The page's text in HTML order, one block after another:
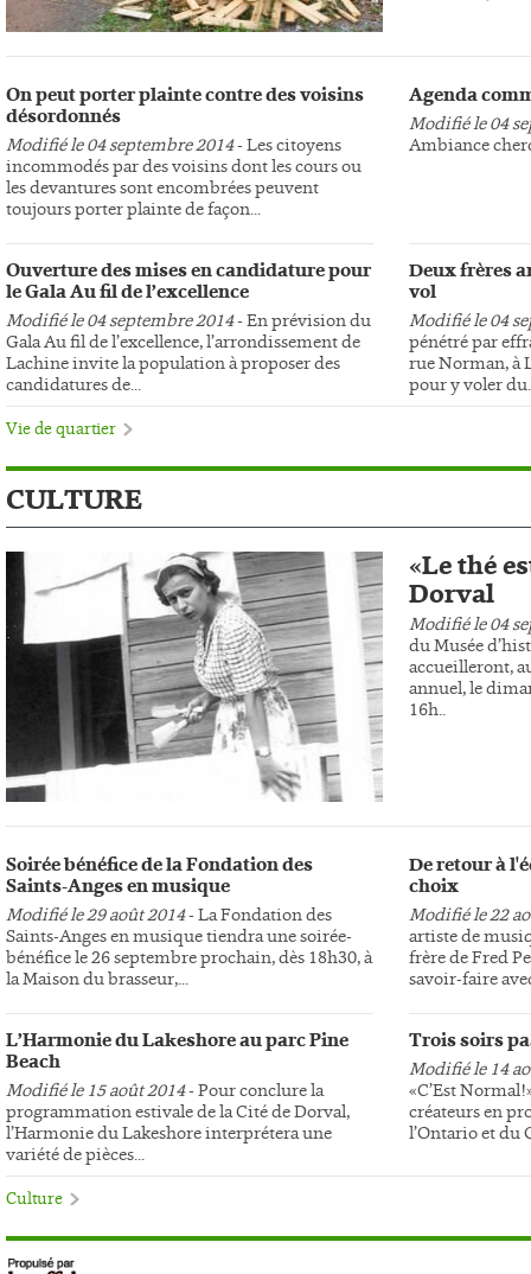
Photo
On peut porter plainte contre des voisins
désordonnés
Modifié le 04 septembre 2014- Les citoyens
incommodés par des voisins dont les cours ou
les devantures sont encombrées peuvent
toujours porter plainte de façon...
Ouverture des mises en candidature pour
le Gala Au fil de l’excellence
Modifié le 04 septembre 2014- En prévision du
Gala Au fil de l’excellence, l’arrondissement de
Lachine invite la population à proposer des
candidatures de...
Agenda
Modifié le 04
Ambiance
Deux frères
vol
Modifié le 04
pénétré par
rue Norman, à
pour y voler
Vie de quartier
CULTURE
«Le thé
Dorval
Modifié le 04
du Musée
accueilleront,
annuel, le
16h..
Soirée bénéfice de la Fondation des
Saints-Anges en musique
Modifié le 29 août 2014- La Fondation des
Saints-Anges en musique tiendra une soirée-
bénéfice le 26 septembre prochain, dès 18h30, à
la Maison du brasseur,...
L’Harmonie du Lakeshore au parc Pine
Beach
Modifié le 15 août 2014- Pour conclure la
programmation estivale de la Cité de Dorval,
l’Harmonie du Lakeshore interprétera une
variété de pièces...
De retour à
choix
Modifié le 22
artiste de
frère de Fred
savoir-faire
Trois soirs
Modifié le 14
«C’Est
créateurs en
l’Ontario et du
Culture